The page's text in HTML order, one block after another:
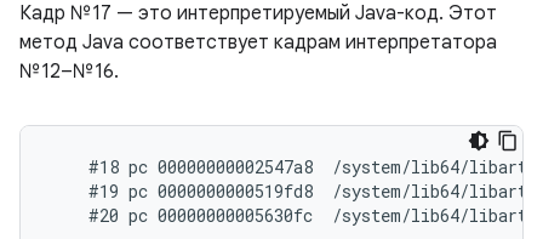
Кадр №17 — это интерпретируемый Java-код. Этот
метод Java соответствует кадрам интерпретатора
№12–№16.
#18 pc 00000000002547a8  /system/lib64/
#19 pc 0000000000519fd8  /system/lib64/